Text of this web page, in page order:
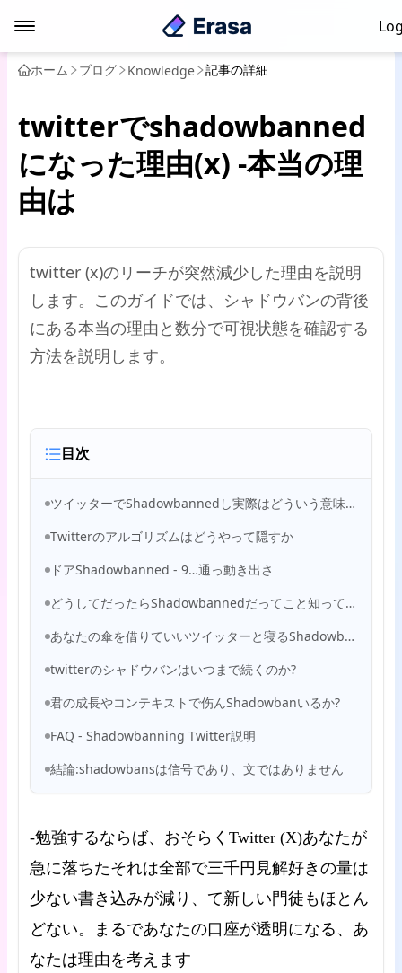
ホーム ブログ Knowledge 記事の詳細
twitterでshadowbanned
になった理由(x) -本当の理
由は
twitter (x)のリーチが突然減少した理由を説明
します。このガイドでは、シャドウバンの背後
にある本当の理由と数分で可視状態を確認する
方法を説明します。
目次
ツイッターでShadowbannedし実際はどういう意味ですか。
Twitterのアルゴリズムはどうやって隠すか
ドアShadowbanned - 9…通っ動き出さ
どうしてだったらShadowbannedだってこと知ってる俺たちを警察に売ったの低婚約
あなたの傘を借りていいツイッターと寝るShadowbanしてるの?
twitterのシャドウバンはいつまで続くのか?
君の成長やコンテキストで伤んShadowbanいるか?
FAQ - Shadowbanning Twitter説明
結論:shadowbansは信号であり、文ではありません
-勉強するならば、おそらくTwitter (X)あなたが
急に落ちたそれは全部で三千円見解好きの量は
少ない書き込みが減り、て新しい門徒もほとん
どない。まるであなたの口座が透明になる、あ
なたは理由を考えます